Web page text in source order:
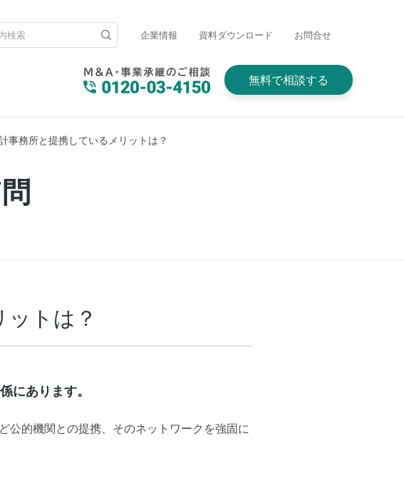
企業情報 資料ダウンロード お問合せ
無料で相談する
事務所と提携しているメリットは？
トは？
にあります。
公的機関との提携、そのネットワークを強固に